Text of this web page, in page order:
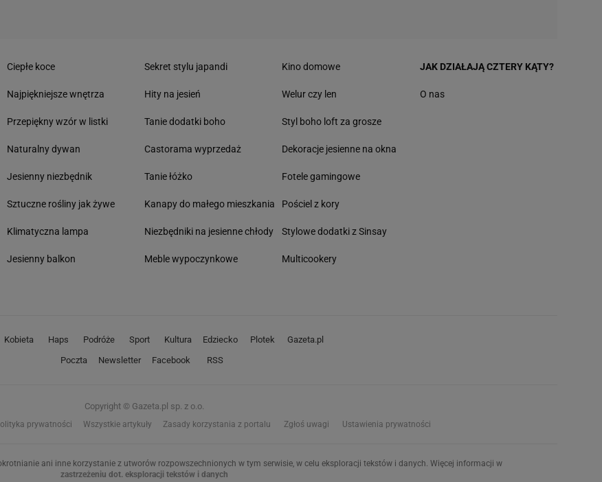
Ciepłe koce
Najpiękniejsze wnętrza
Przepiękny wzór w listki
Naturalny dywan
Jesienny niezbędnik
Sztuczne rośliny jak żywe
Klimatyczna lampa
Jesienny balkon
Sekret stylu japandi
Hity na jesień
Tanie dodatki boho
Castorama wyprzedaż
Tanie łóżko
Kanapy do małego mieszkania
Niezbędniki na jesienne chłody
Meble wypoczynkowe
Kino domowe
Welur czy len
Styl boho loft za grosze
Dekoracje jesienne na okna
Fotele gamingowe
Pościel z kory
Stylowe dodatki z Sinsay
Multicookery
JAK DZIAŁAJĄ CZTERY KĄTY?
O nas
Kobieta Haps Podróże Sport Kultura Edziecko Plotek
Gazeta.pl
Poczta
Newsletter Facebook RSS
Copyright © Gazeta.pl sp. z o.o.
prywatności Wszystkie artykuły Zasady korzystania z portalu Zgłoś uwagi Ustawienia prywatności
ani inne korzystanie z utworów rozpowszechnionych w tym serwisie, w celu eksploracji tekstów i danych. Więcej informacji w
zastrzeżeniu dot. eksploracji tekstów i danych